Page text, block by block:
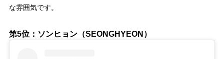
な雰囲気です。
第5位：ソンヒョン（SEONGHYEON）